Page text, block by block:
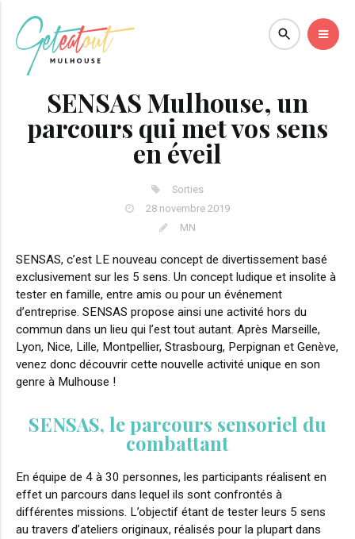
SENSAS Mulhouse, un
parcours qui met vos sens
en éveil
Sorties
28 novembre 2019
MN
SENSAS, c’est LE nouveau concept de divertissement basé
exclusivement sur les 5 sens. Un concept ludique et insolite à
tester en famille, entre amis ou pour un événement
d’entreprise. SENSAS propose ainsi une activité hors du
commun dans un lieu qui l’est tout autant. Après Marseille,
Lyon, Nice, Lille, Montpellier, Strasbourg, Perpignan et Genève,
venez donc découvrir cette nouvelle activité unique en son
genre à Mulhouse !
SENSAS, le parcours sensoriel du
combattant
En équipe de 4 à 30 personnes, les participants réalisent en
effet un parcours dans lequel ils sont confrontés à
différentes missions. L’objectif étant de tester leurs 5 sens
au travers d’ateliers originaux, réalisés pour la plupart dans